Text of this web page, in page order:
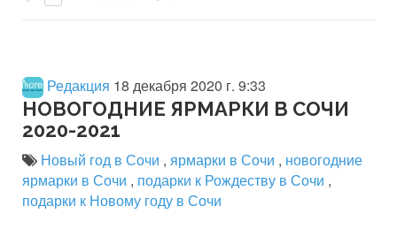
Редакция 18 декабря 2020 г. 9:33
НОВОГОДНИЕ ЯРМАРКИ В СОЧИ
2020-2021
Новый год в Сочи , ярмарки в Сочи , новогодние
ярмарки в Сочи , подарки к Рождеству в Сочи ,
подарки к Новому году в Сочи